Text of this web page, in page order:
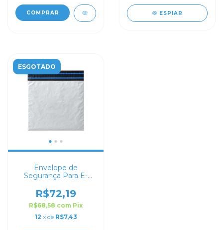
COMPRAR ESPIAR
ESGOTADO
Envelope de
Segurança Para E-
R$72,19
R$68,58 com Pix
12 x de R$7,43